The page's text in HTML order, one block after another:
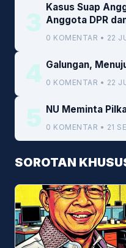
3
Kasus Suap
Anggota DPR
Kemenkeu
0 KOMENTAR • 22
4 Galungan,
0 KOMENTAR • 22
5 NU Meminta
0 KOMENTAR • 21
SOROTAN